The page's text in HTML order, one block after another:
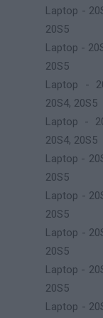
Laptop -
20S5
Laptop -
20S5
Laptop -
20S4, 20S5
Laptop -
20S4, 20S5
Laptop -
20S5
Laptop -
20S5
Laptop -
20S5
Laptop -
20S5
Laptop -